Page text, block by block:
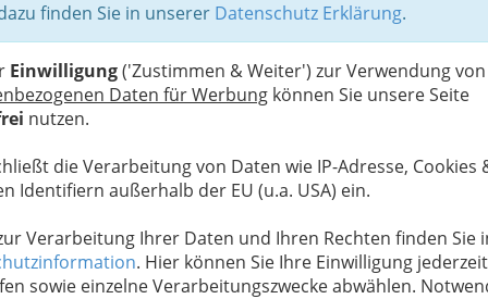
finden Sie in unserer Datenschutz Erklärung.
Einwilligung('Zustimmen & Weiter') zur Verwendung von
Daten für Werbung können Sie unsere Seite
nutzen.
die Verarbeitung von Daten wie IP-Adresse, Cookies
Identifiern außerhalb der EU (u.a. USA) ein.
Verarbeitung Ihrer Daten und Ihren Rechten finden Sie
. Hier können Sie Ihre Einwilligung jederzeit
sowie einzelne Verarbeitungszwecke abwählen.
Fuß in einem schönen
einmal ein Leben ohne Schuhe vor. Ein großes
dass sie uns mitLederschuhen, Stiefeln,
teilweise Schuhe - in der Kategorie hier sind aber
finden Sie hier.